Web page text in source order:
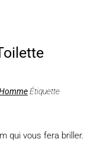
Étiquette
qui vous fera briller.